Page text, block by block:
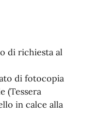
di richiesta al
di fotocopia
(Tessera
in calce alla